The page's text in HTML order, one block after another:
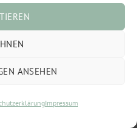
ANSEHEN
Impressum